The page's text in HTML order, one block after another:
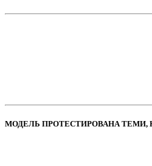
МОДЕЛЬ ПРОТЕСТИРОВАНА ТЕМИ,